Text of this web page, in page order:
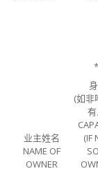
业主姓名
NAME OF
OWNER
(如非
(IF